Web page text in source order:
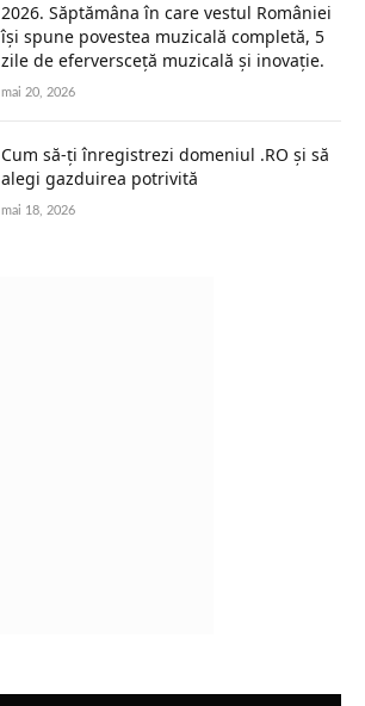
2026. Săptămâna în care vestul României
își spune povestea muzicală completă, 5
zile de eferversceță muzicală și inovație.
mai 20, 2026
Cum să-ți înregistrezi domeniul .RO și să
alegi gazduirea potrivită
mai 18, 2026